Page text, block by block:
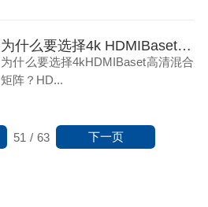
为什么要选择4k HDMIBaset高清混合矩阵？-碧云祥告诉您
为什么要选择4kHDMIBaset高清混合
矩阵？HD...
51 / 63 下一页